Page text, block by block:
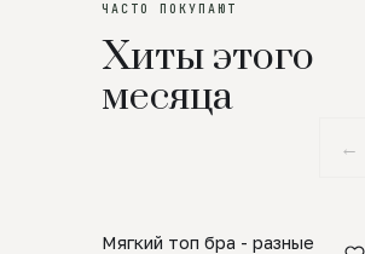
ЧАСТО ПОКУПАЮТ
Хиты этого
месяца
←
Мягкий топ бра - разные